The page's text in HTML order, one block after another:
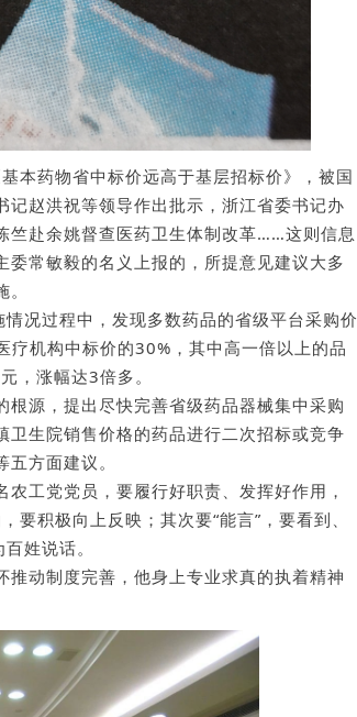
本药物省中标价远高于基层招标价》，被国
赵洪祝等领导作出批示，浙江省委书记办
竺赴余姚督查医药卫生体制改革……这则信息
常敏毅的名义上报的，所提意见建议大多
况过程中，发现多数药品的省级平台采购价
机构中标价的30%，其中高一倍以上的品
，涨幅达3倍多。
源，提出尽快完善省级药品器械集中采购
生院销售价格的药品进行二次招标或竞争
方面建议。
工党党员，要履行好职责、发挥好作用，
要积极向上反映；其次要“能言”，要看到、
姓说话。
动制度完善，他身上专业求真的执着精神